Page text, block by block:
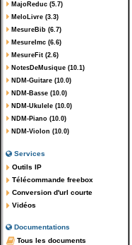
MajoReduc (5.7)
MeloLivre (3.3)
MesureBib (6.7)
MesureImc (6.6)
MesureFit (2.6)
NotesDeMusique (10.1)
NDM-Guitare (10.0)
NDM-Basse (10.0)
NDM-Ukulele (10.0)
NDM-Piano (10.0)
NDM-Violon (10.0)
Services
Outils IP
Télécommande freebox
Conversion d'url courte
Vidéos
Documentations
Tous les documents